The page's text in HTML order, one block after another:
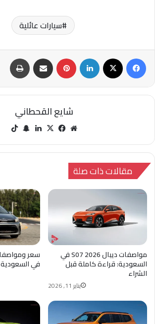
سيارات عائلية
فيسبوك ‫X لينكدإن بينتيريست مشاركة عبر البريد طباعة
شايع القحطاني
مو
الوي
في
وك
‫X لينك سنا
تشا
مقالات ذات صلة
في السعودية
مواصفات ديبال S07 2026 في
السعودية: قراءة كاملة قبل
الشراء
يناير 11, 2026